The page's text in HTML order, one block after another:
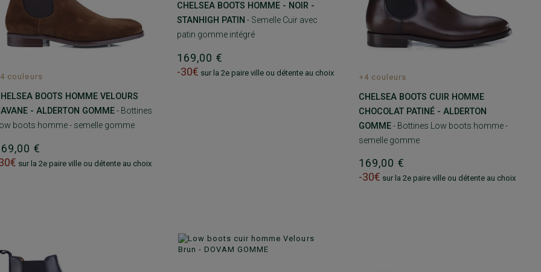
couleurs
BOOTS HOMME VELOURS
- ALDERTON GOMME- Bottines
boots homme - semelle gomme
€
sur la 2e paire ville ou détente au choix
CHELSEA BOOTS HOMME - NOIR -
STANHIGH PATIN - Semelle Cuir avec
patin gomme intégré
169,00 €
-30€ sur la 2e paire ville ou détente au choix +4 couleurs
CHELSEA BOOTS CUIR HOMME
CHOCOLAT PATINÉ - ALDERTON
GOMME- Bottines Low boots homme -
semelle gomme
169,00 €
-30€ sur la 2e paire ville ou détente au choix